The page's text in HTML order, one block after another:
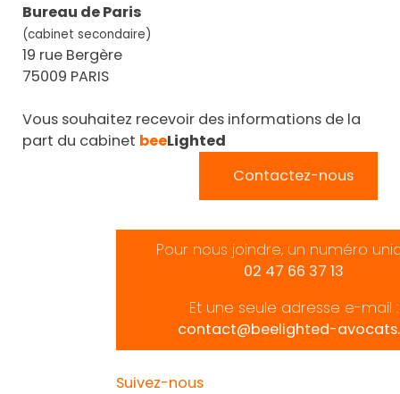
Bureau de Paris
(cabinet secondaire)
19 rue Bergère
75009 PARIS
Vous souhaitez recevoir des informations de la
part du cabinet beeLighted
Contactez-nous
Pour nous joindre, un numéro
02 47 66 37 13
Et une seule adresse e-mail :
contact@beelighted-
Suivez-nous